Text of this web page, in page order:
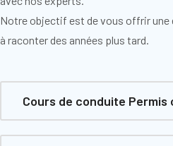
Notre objectif est de vous offrir une
à raconter des années plus tard.
Cours de conduite Permis